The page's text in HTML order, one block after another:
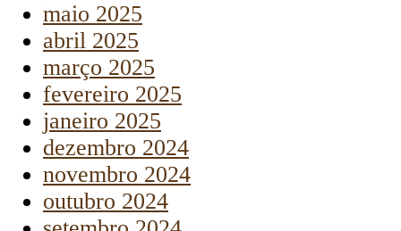
maio 2025
abril 2025
março 2025
fevereiro 2025
janeiro 2025
dezembro 2024
novembro 2024
outubro 2024